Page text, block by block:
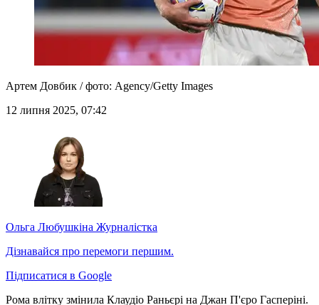
Артем Довбик / фото: Agency/Getty Images
12 липня 2025, 07:42
Ольга Любушкіна Журналістка
Дізнавайся про перемоги першим.
Підписатися в Google
Рома влітку змінила Клаудіо Раньєрі на Джан П'єро Гасперіні.